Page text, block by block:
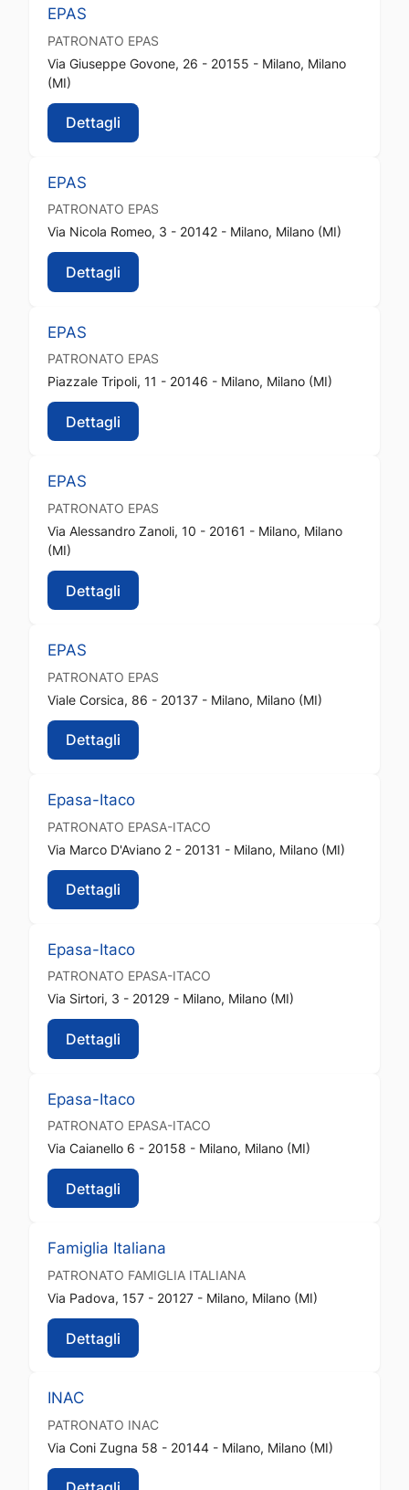
EPAS
PATRONATO EPAS
Via Giuseppe Govone, 26 - 20155 - Milano, Milano
(MI)
Dettagli
EPAS
PATRONATO EPAS
Via Nicola Romeo, 3 - 20142 - Milano, Milano (MI)
Dettagli
EPAS
PATRONATO EPAS
Piazzale Tripoli, 11 - 20146 - Milano, Milano (MI)
Dettagli
EPAS
PATRONATO EPAS
Via Alessandro Zanoli, 10 - 20161 - Milano, Milano
(MI)
Dettagli
EPAS
PATRONATO EPAS
Viale Corsica, 86 - 20137 - Milano, Milano (MI)
Dettagli
Epasa-Itaco
PATRONATO EPASA-ITACO
Via Marco D'Aviano 2 - 20131 - Milano, Milano (MI)
Dettagli
Epasa-Itaco
PATRONATO EPASA-ITACO
Via Sirtori, 3 - 20129 - Milano, Milano (MI)
Dettagli
Epasa-Itaco
PATRONATO EPASA-ITACO
Via Caianello 6 - 20158 - Milano, Milano (MI)
Dettagli
Famiglia Italiana
PATRONATO FAMIGLIA ITALIANA
Via Padova, 157 - 20127 - Milano, Milano (MI)
Dettagli
INAC
PATRONATO INAC
Via Coni Zugna 58 - 20144 - Milano, Milano (MI)